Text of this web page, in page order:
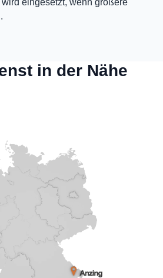
eingesetzt, wenn größere
in der Nähe